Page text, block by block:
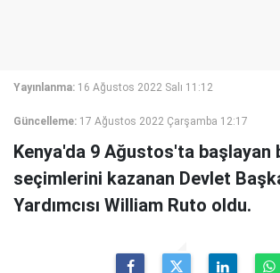
Yayınlanma: 16 Ağustos 2022 Salı 11:12
Güncelleme: 17 Ağustos 2022 Çarşamba 12:17
Kenya'da 9 Ağustos'ta başlayan
seçimlerini kazanan Devlet
Yardımcısı William Ruto oldu.